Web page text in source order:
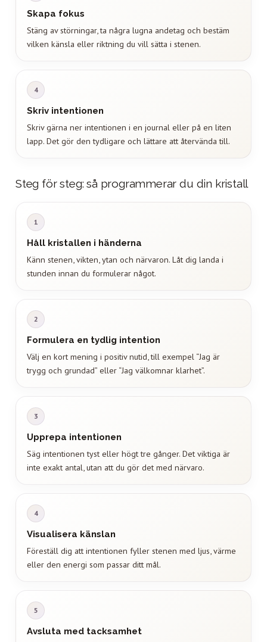
Skapa fokus
Stäng av störningar, ta några lugna andetag och bestäm
vilken känsla eller riktning du vill sätta i stenen.
4
Skriv intentionen
Skriv gärna ner intentionen i en journal eller på en liten
lapp. Det gör den tydligare och lättare att återvända till.
Steg för steg: så programmerar du din kristall
1
Håll kristallen i händerna
Känn stenen, vikten, ytan och närvaron. Låt dig landa i
stunden innan du formulerar något.
2
Formulera en tydlig intention
Välj en kort mening i positiv nutid, till exempel “Jag är
trygg och grundad” eller “Jag välkomnar klarhet”.
3
Upprepa intentionen
Säg intentionen tyst eller högt tre gånger. Det viktiga är
inte exakt antal, utan att du gör det med närvaro.
4
Visualisera känslan
Föreställ dig att intentionen fyller stenen med ljus, värme
eller den energi som passar ditt mål.
5
Avsluta med tacksamhet